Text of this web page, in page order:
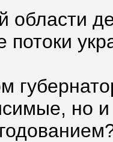
области
потоки
но